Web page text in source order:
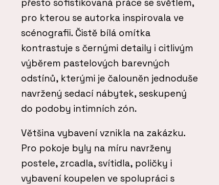
přesto sofistikovaná práce se světlem,
pro kterou se autorka inspirovala ve
scénografii. Čistě bílá omítka
kontrastuje s černými detaily i citlivým
výběrem pastelových barevných
odstínů, kterými je čalouněn jednoduše
navržený sedací nábytek, seskupený
do podoby intimních zón.
Většina vybavení vznikla na zakázku.
Pro pokoje byly na míru navrženy
postele, zrcadla, svítidla, poličky i
vybavení koupelen ve spolupráci s